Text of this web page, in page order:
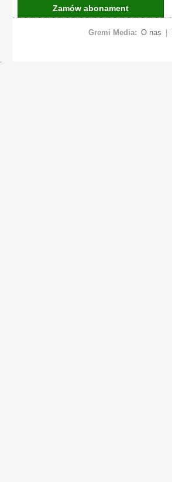
Zamów abonament
Gremi Media: O nas